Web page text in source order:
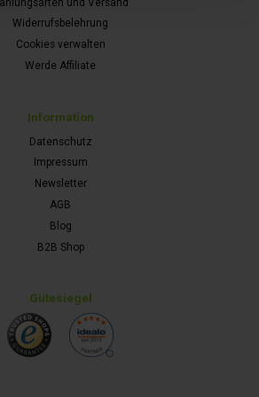
und Versand
Widerrufsbelehrung
Cookies verwalten
Werde Affiliate
Information
Datenschutz
Impressum
Newsletter
AGB
Blog
B2B Shop
Gütesiegel